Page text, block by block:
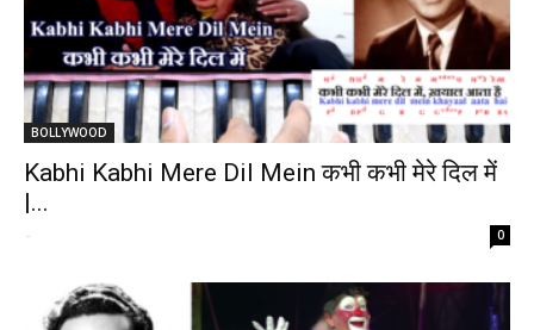
BOLLYWOOD
Kabhi Kabhi Mere Dil Mein कभी कभी मेरे दिल में
|...
- 0